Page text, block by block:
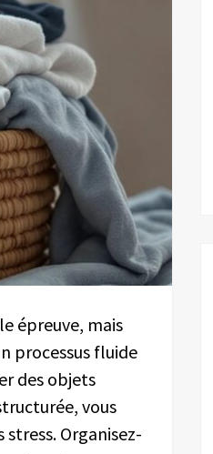
épreuve, mais
processus fluide
des objets
vous
Organisez-